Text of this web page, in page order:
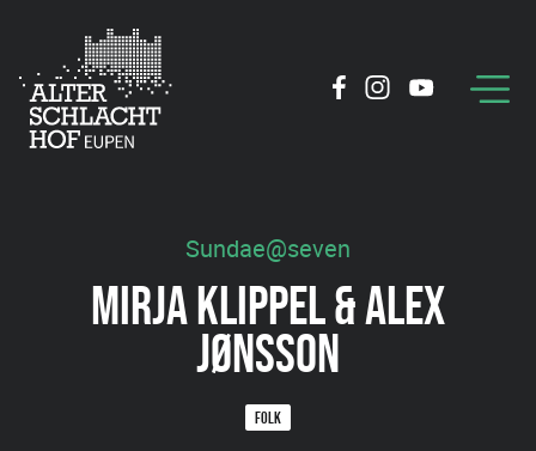
Sundae@seven
MIRJA KLIPPEL & ALEX
JØNSSON
FOLK